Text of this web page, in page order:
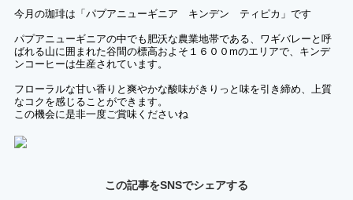
今月の珈琲は「パプアニューギニア キンデン ティピカ」です
パプアニューギニアの中でも肥沃な農業地帯である、ワギバレーと呼
ばれる山に囲まれた谷間の標高およそ１６００mのエリアで、キンデ
ンコーヒーは生産されています。
フローラルな甘い香りと爽やかな酸味がきりっと味を引き締め、上質
なコクを感じることができます。
この機会に是非一度ご賞味くださいね
この記事をSNSでシェアする